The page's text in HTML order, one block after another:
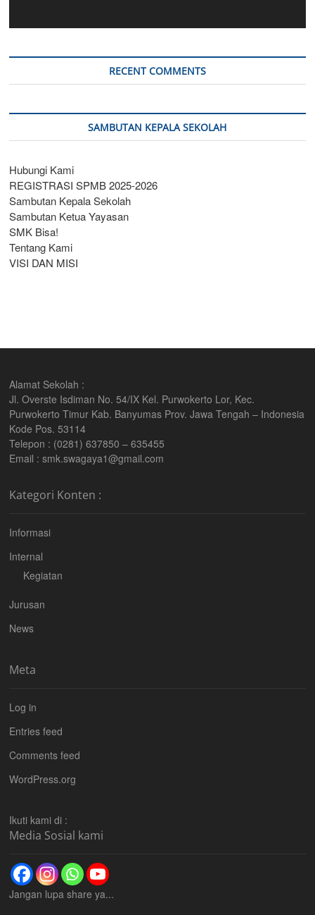
RECENT COMMENTS
SAMBUTAN KEPALA SEKOLAH
Hubungi Kami
REGISTRASI SPMB 2025-2026
Sambutan Kepala Sekolah
Sambutan Ketua Yayasan
SMK Bisa!
Tentang Kami
VISI DAN MISI
Alamat Sekolah :
Jl. Overste Isdiman No. 54/IX Kel. Purwokerto Lor, Kec.
Purwokerto Timur Kab. Banyumas Prov. Jawa Tengah – Indonesia
Kode Pos. 53114
Telepon : (0281) 637850 – 635455
Email : smk.swagaya1@gmail.com
Kategori Konten :
Informasi
Internal
Kegiatan
Jurusan
News
Meta
Log in
Entries feed
Comments feed
WordPress.org
Ikuti kami di :
Media Sosial kami
Jangan lupa share ya...